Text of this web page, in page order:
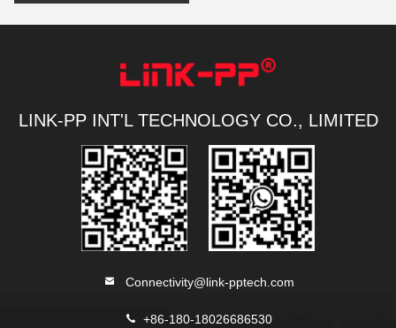
LINK-PP INT'L TECHNOLOGY CO., LIMITED
Connectivity@link-pptech.com
+86-180-18026686530